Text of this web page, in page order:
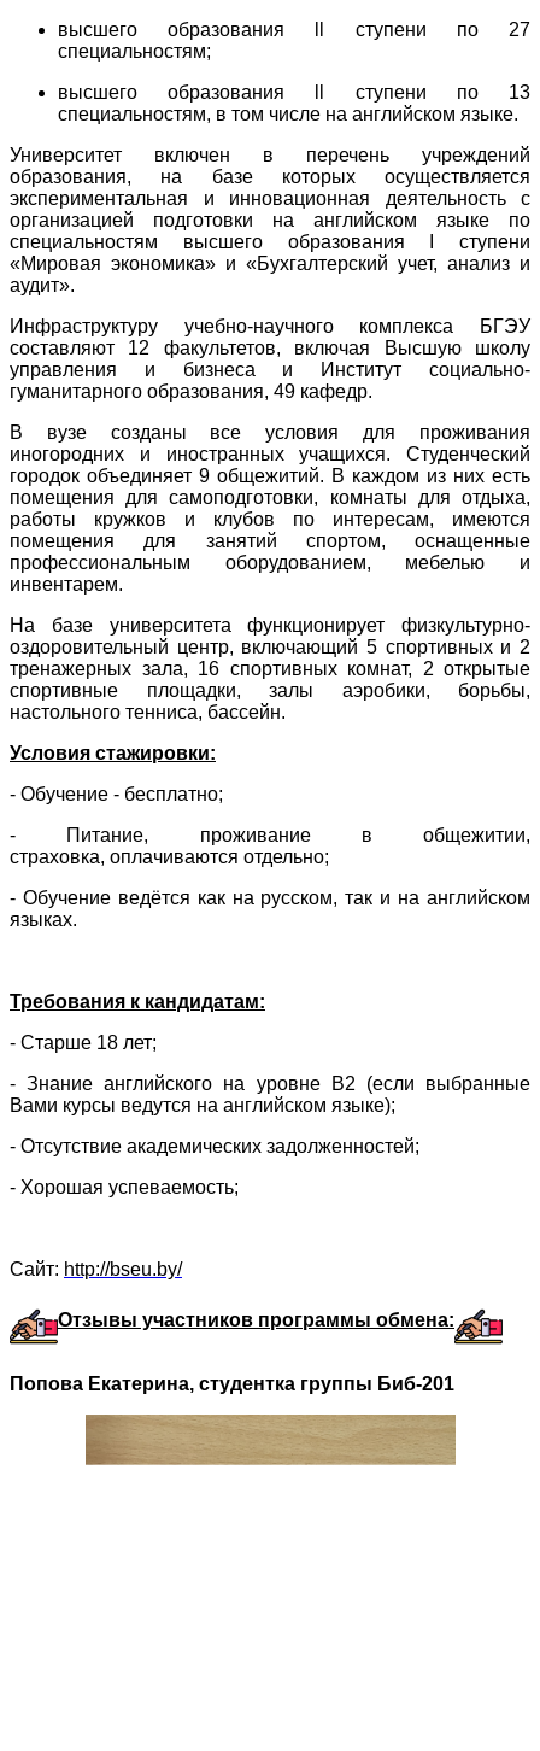
высшего образования ll ступени по 27
специальностям;
высшего образования ll ступени по 13
специальностям, в том числе на английском языке.
Университет включен в перечень учреждений
образования, на базе которых осуществляется
экспериментальная и инновационная деятельность с
организацией подготовки на английском языке по
специальностям высшего образования I ступени
«Мировая экономика» и «Бухгалтерский учет, анализ и
аудит».
Инфраструктуру учебно-научного комплекса БГЭУ
составляют 12 факультетов, включая Высшую школу
управления и бизнеса и Институт социально-
гуманитарного образования, 49 кафедр.
В вузе созданы все условия для проживания
иногородних и иностранных учащихся. Студенческий
городок объединяет 9 общежитий. В каждом из них есть
помещения для самоподготовки, комнаты для отдыха,
работы кружков и клубов по интересам, имеются
помещения для занятий спортом, оснащенные
профессиональным оборудованием, мебелью и
инвентарем.
На базе университета функционирует физкультурно-
оздоровительный центр, включающий 5 спортивных и 2
тренажерных зала, 16 спортивных комнат, 2 открытые
спортивные площадки, залы аэробики, борьбы,
настольного тенниса, бассейн.
Условия стажировки:
- Обучение - бесплатно;
- Питание, проживание в общежитии,
страховка, оплачиваются отдельно;
- Обучение ведётся как на русском, так и на английском
языках.
Требования к кандидатам:
- Старше 18 лет;
- Знание английского на уровне В2 (если выбранные
Вами курсы ведутся на английском языке);
- Отсутствие академических задолженностей;
- Хорошая успеваемость;
Сайт: http://bseu.by/
Отзывы участников программы обмена:
Попова Екатерина, студентка группы Биб-201